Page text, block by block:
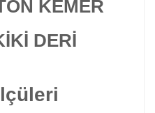
KEMER
DERİ